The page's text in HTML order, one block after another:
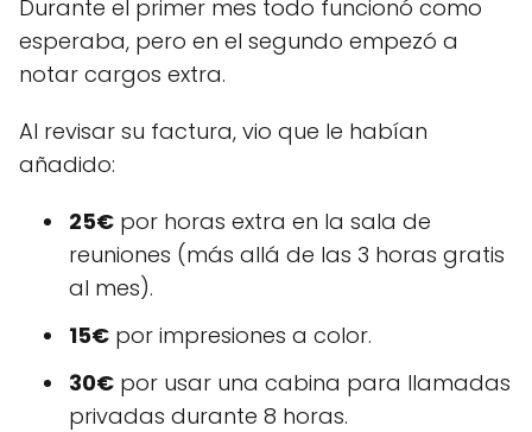
Durante el primer mes todo funcionó como
esperaba, pero en el segundo empezó a
notar cargos extra.
Al revisar su factura, vio que le habían
añadido:
25€ por horas extra en la sala de
reuniones (más allá de las 3 horas gratis
al mes).
15€ por impresiones a color.
30€ por usar una cabina para llamadas
privadas durante 8 horas.